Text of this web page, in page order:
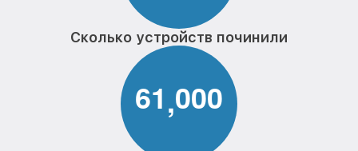
Сколько устройств починили
61,000